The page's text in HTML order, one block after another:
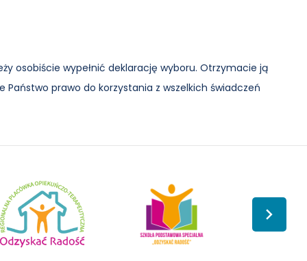
osobiście wypełnić deklarację wyboru. Otrzymacie ją
prawo do korzystania z wszelkich świadczeń
Podstawowa
Specjalna
Odzyskać
Neuca